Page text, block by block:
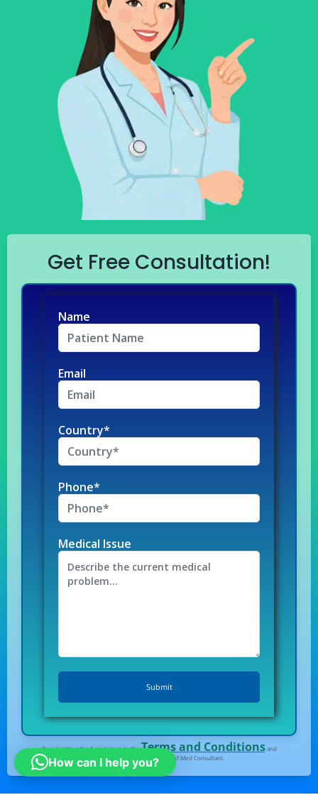
Get Free Consultation!
Name
Email
Country*
Phone*
Medical Issue
By submitting the form I agree to theTerms and Conditionsand
Privacy Policy of Med Consultant.
How can I help you?